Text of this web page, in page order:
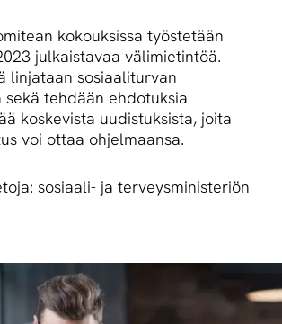
kokouksissa työstetään
julkaistavaa välimietintöä.
linjataan sosiaaliturvan
sekä tehdään ehdotuksia
koskevista uudistuksista, joita
voi ottaa ohjelmaansa.
sosiaali- ja terveysministeriön